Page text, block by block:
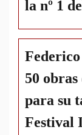
la nº 1
50
para su
Festival